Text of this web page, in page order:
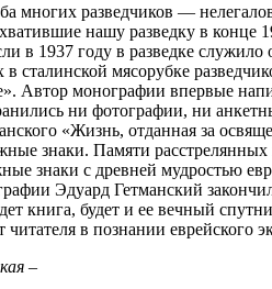
многих разведчиков —
нашу разведку в конце
в 1937 году в разведке служило
сталинской мясорубке
Автор монографии впервые
ни фотографии, ни
«Жизнь, отданная за
знаки. Памяти
знаки с древней мудростью
Эдуард Гетманский
книга, будет и ее вечный
читателя в познании
–